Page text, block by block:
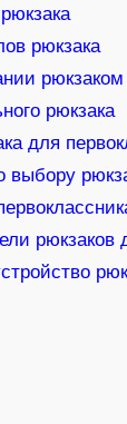
рюкзака
рюкзаком
рюкзака
для
выбору
рюкзаков